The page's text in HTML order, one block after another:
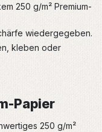
250 g/m² Premium-
wiedergegeben.
kleben oder
Papier
250 g/m²